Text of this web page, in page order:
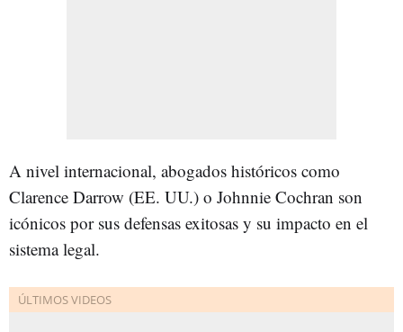
A nivel internacional, abogados históricos como
Clarence Darrow (EE. UU.) o Johnnie Cochran son
icónicos por sus defensas exitosas y su impacto en el
sistema legal.